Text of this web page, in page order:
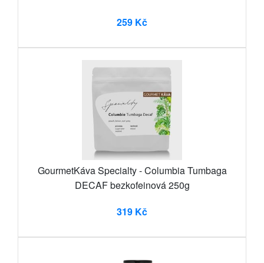
259 Kč
GourmetKáva Specialty - Columbia Tumbaga
DECAF bezkofeinová 250g
319 Kč